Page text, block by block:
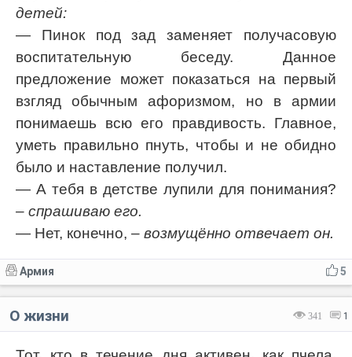
детей:
— Пинок под зад заменяет получасовую
воспитательную беседу. Данное
предложение может показаться на первый
взгляд обычным афоризмом, но в армии
понимаешь всю его правдивость. Главное,
уметь правильно пнуть, чтобы и не обидно
было и наставление получил.
— А тебя в детстве лупили для понимания?
– спрашиваю его.
— Нет, конечно, – возмущённо отвечает он.
5
Армия
341 1
О жизни